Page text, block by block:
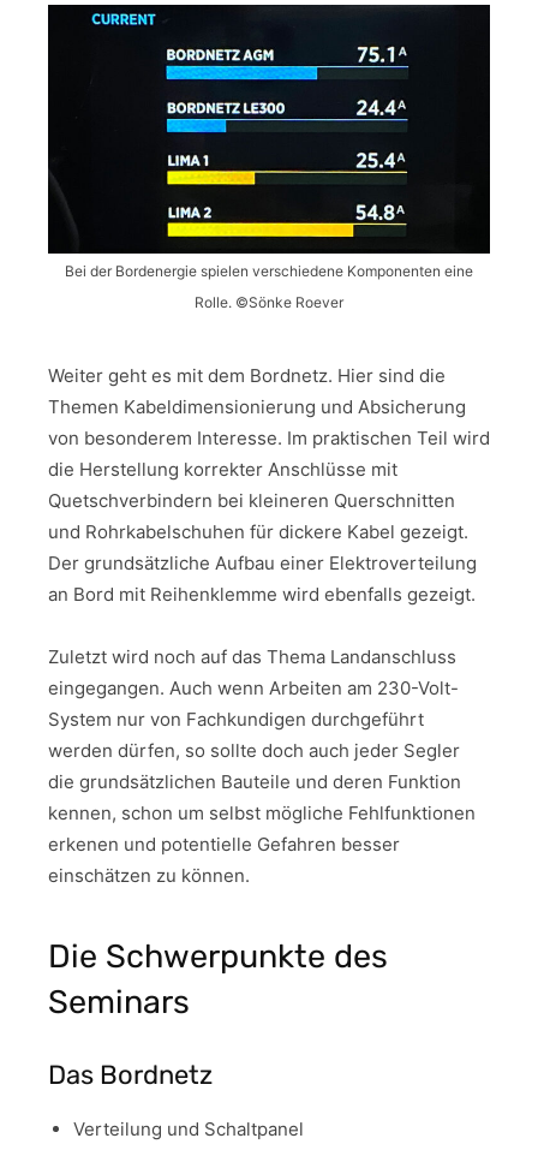
Bei der Bordenergie spielen verschiedene Komponenten eine
Rolle. ©Sönke Roever
Weiter geht es mit dem Bordnetz. Hier sind die
Themen Kabeldimensionierung und Absicherung
von besonderem Interesse. Im praktischen Teil wird
die Herstellung korrekter Anschlüsse mit
Quetschverbindern bei kleineren Querschnitten
und Rohrkabelschuhen für dickere Kabel gezeigt.
Der grundsätzliche Aufbau einer Elektroverteilung
an Bord mit Reihenklemme wird ebenfalls gezeigt.
Zuletzt wird noch auf das Thema Landanschluss
eingegangen. Auch wenn Arbeiten am 230-Volt-
System nur von Fachkundigen durchgeführt
werden dürfen, so sollte doch auch jeder Segler
die grundsätzlichen Bauteile und deren Funktion
kennen, schon um selbst mögliche Fehlfunktionen
erkenen und potentielle Gefahren besser
einschätzen zu können.
Die Schwerpunkte des
Seminars
Das Bordnetz
Verteilung und Schaltpanel